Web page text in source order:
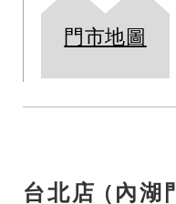
門市地圖
台北店 (內湖